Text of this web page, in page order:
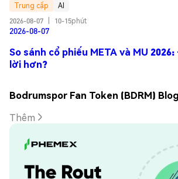
Trung cấp
AI
2026-08-07
10-15phút
2026-08-07
So sánh cổ phiếu META và MU
lời hơn?
Bodrumspor Fan Token (BDRM) Blog
Thêm